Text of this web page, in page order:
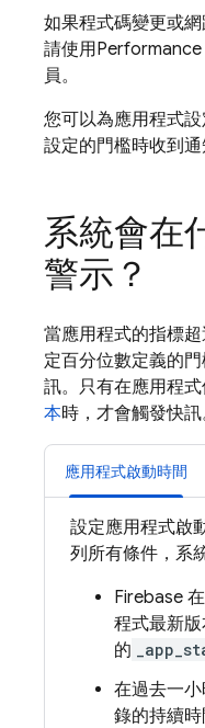
如果程式碼變更或
請使用
員。
您可以為應用程式
設定的門檻時收到通
系統會在
警示？
當應用程式的指標
定百分位數定義的
訊。只有在應用程式
本時，才會觸發快訊
應用程式啟動時間
設定應用程式啟
列所有條件，系
Firebase
程式最新
的
在過去一小
錄的持續